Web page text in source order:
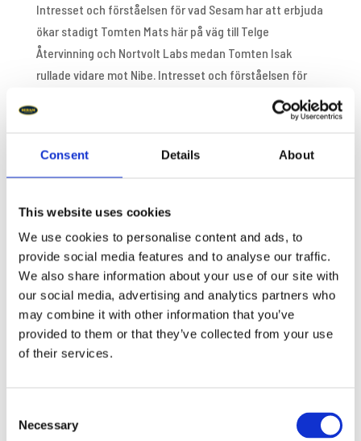
Consent Details About
This website uses cookies
We use cookies to personalise content and ads, to
provide social media features and to analyse our traffic.
We also share information about your use of our site with
our social media, advertising and analytics partners who
may combine it with other information that you’ve
provided to them or that they’ve collected from your use
of their services.
Selection
Necessary
Intresset och förståelsen för vad Sesam har att erbjuda
ökar stadigt Tomten Mats här på väg till Telge
Återvinning och Nortvolt Labs medan Tomten Isak
rullade vidare mot Nibe. Intresset och förståelsen för
vad Sesam har att erbjuda ökar stadigt. December blir
en...
Recent Posts
Vad kostar en tippcontainer? Se hela totalkostnaden
En jämförelse mellan bottentömmande container via
gaffelspridning vs tippcontainer med vippfunktion
Standardcontainer eller skräddarsydd/kundanpassad
container?